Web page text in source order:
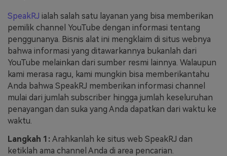
SpeakRJ ialah salah satu layanan yang bisa memberikan
pemilik channel YouTube dengan informasi tentang
penggunanya. Bisnis alat ini mengklaim di situs webnya
bahwa informasi yang ditawarkannya bukanlah dari
YouTube melainkan dari sumber resmi lainnya. Walaupun
kami merasa ragu, kami mungkin bisa memberikantahu
Anda bahwa SpeakRJ memberikan informasi channel
mulai dari jumlah subscriber hingga jumlah keseluruhan
penayangan dan suka yang Anda dapatkan dari waktu ke
waktu.
Langkah 1: Arahkanlah ke situs web SpeakRJ dan
ketiklah ama channel Anda di area pencarian.